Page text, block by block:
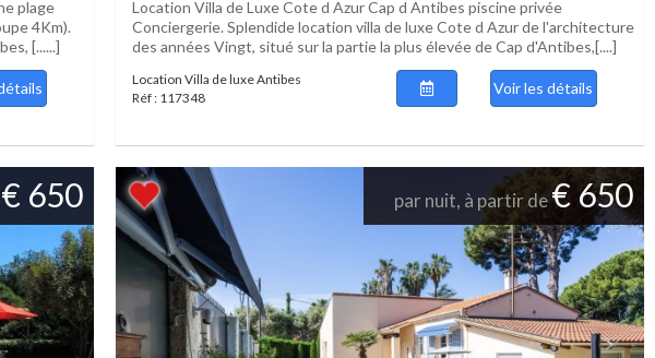
plage
4Km).
[......]
Location Villa de Luxe Cote d Azur Cap d Antibes piscine privée
Conciergerie. Splendide location villa de luxe Cote d Azur de l'architecture
des années Vingt, situé sur la partie la plus élevée de Cap d'Antibes,[....]
Location Villa de luxe Antibes
Réf : 117348
Voir les détails
€ 650 par nuit, à partir de€ 650